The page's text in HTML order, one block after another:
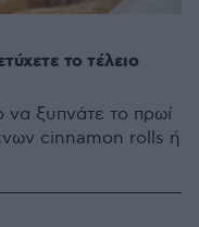
το τέλειο
να ξυπνάτε το πρωί
cinnamon rolls ή